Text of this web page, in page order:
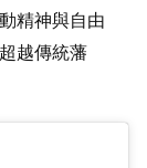
精神與自由
越傳統藩